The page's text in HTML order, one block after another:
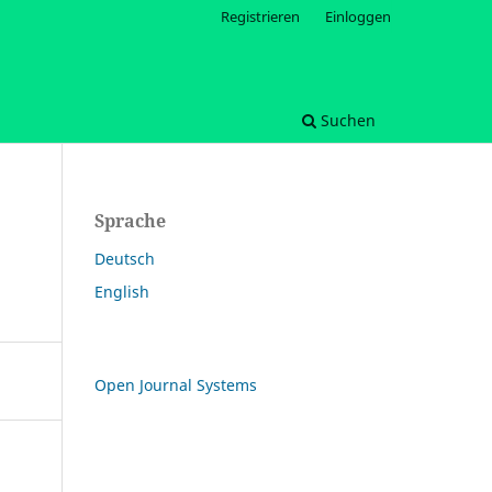
Suchen
Registrieren Einloggen
Sprache
Deutsch
English
Open Journal Systems